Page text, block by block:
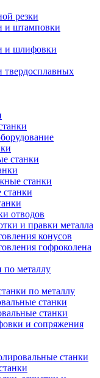
резки
и штамповки
и шлифовки
твердосплавных
станки
станки
отводов
и правки металла
конусов
гофроколена
металлу
по металлу
станки
станки
и сопряжения
станки